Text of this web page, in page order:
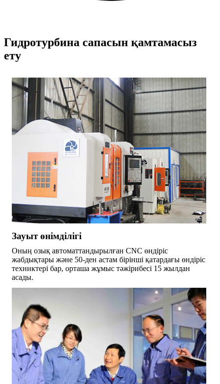
Гидротурбина сапасын қамтамасыз
ету
Зауыт өнімділігі
Оның озық автоматтандырылған CNC өндіріс
жабдықтары және 50-ден астам бірінші қатардағы өндіріс
техниктері бар, орташа жұмыс тәжірибесі 15 жылдан
асады.